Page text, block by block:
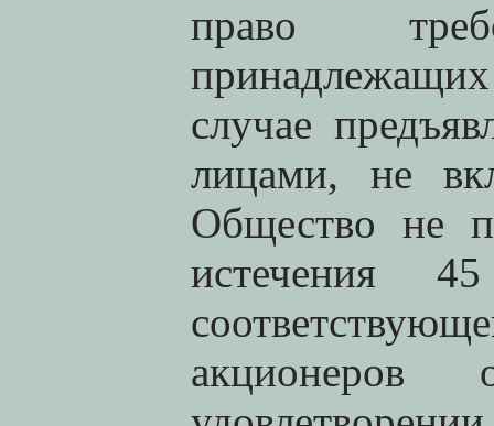
право
случае
лицами, не
Общество не
истечения
акционеров